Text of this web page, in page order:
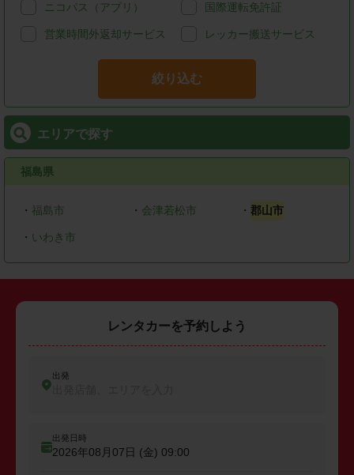
ニコパス（アプリ） 国際運転免許証
営業時間外返却サービス レッカー搬送サービス
絞り込む
エリアで探す
福島県
・ 福島市 ・ 会津若松市 ・ 郡山市
・ いわき市
レンタカーを予約しよう
出発
出発日時
2026年08月07日 (金) 09:00